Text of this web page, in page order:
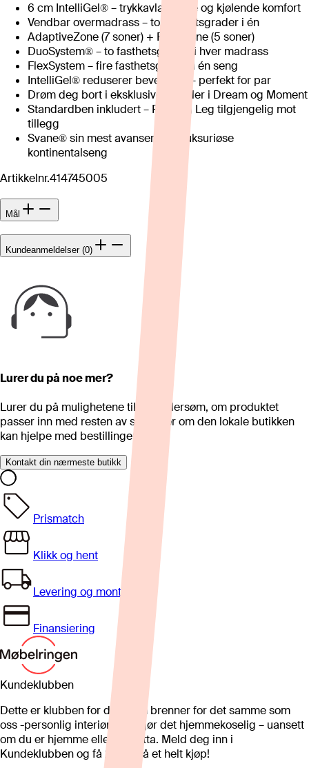
6 cm IntelliGel® – trykkavlastende og kjølende komfort
Vendbar overmadrass – to mykhetsgrader i én
AdaptiveZone (7 soner) + PluraZone (5 soner)
DuoSystem® – to fasthetsgrader i hver madrass
FlexSystem – fire fasthetsgrader i én seng
IntelliGel® reduserer bevegelse – perfekt for par
Drøm deg bort i eksklusive tekstiler i Dream og Moment
Standardben inkludert – Floating Leg tilgjengelig mot
tillegg
Svane® sin mest avanserte og luksuriøse
kontinentalseng
Artikkelnr.414745005
Mål
Kundeanmeldelser (0)
Lurer du på noe mer?
Lurer du på mulighetene til skreddersøm, om produktet
passer inn med resten av stua eller om den lokale butikken
kan hjelpe med bestillingen?
Kontakt din nærmeste butikk
Prismatch
Klikk og hent
Levering og montering
Finansiering
Kundeklubben
Dette er klubben for deg som brenner for det samme som
oss -personlig interiør som gjør det hjemmekoselig – uansett
om du er hjemme eller på hytta. Meld deg inn i
Kundeklubben og få 25%* på et helt kjøp!